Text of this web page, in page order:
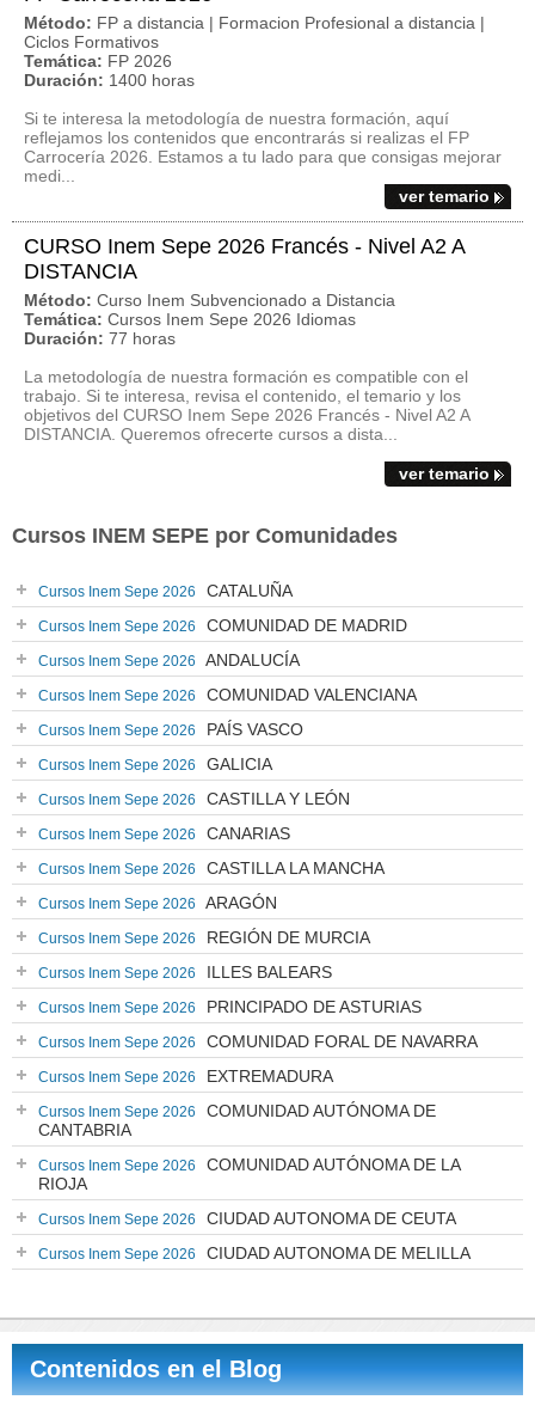
Método: FP a distancia | Formacion Profesional a distancia |
Ciclos Formativos
Temática: FP 2026
Duración: 1400 horas
Si te interesa la metodología de nuestra formación, aquí
reflejamos los contenidos que encontrarás si realizas el FP
Carrocería 2026. Estamos a tu lado para que consigas mejorar
medi...
ver temario
CURSO Inem Sepe 2026 Francés - Nivel A2 A
DISTANCIA
Método: Curso Inem Subvencionado a Distancia
Temática: Cursos Inem Sepe 2026 Idiomas
Duración: 77 horas
La metodología de nuestra formación es compatible con el
trabajo. Si te interesa, revisa el contenido, el temario y los
objetivos del CURSO Inem Sepe 2026 Francés - Nivel A2 A
DISTANCIA. Queremos ofrecerte cursos a dista...
ver temario
Cursos INEM SEPE por Comunidades
Cursos Inem Sepe 2026 CATALUÑA
Cursos Inem Sepe 2026 COMUNIDAD DE MADRID
Cursos Inem Sepe 2026 ANDALUCÍA
Cursos Inem Sepe 2026 COMUNIDAD VALENCIANA
Cursos Inem Sepe 2026 PAÍS VASCO
Cursos Inem Sepe 2026 GALICIA
Cursos Inem Sepe 2026 CASTILLA Y LEÓN
Cursos Inem Sepe 2026 CANARIAS
Cursos Inem Sepe 2026 CASTILLA LA MANCHA
Cursos Inem Sepe 2026 ARAGÓN
Cursos Inem Sepe 2026 REGIÓN DE MURCIA
Cursos Inem Sepe 2026 ILLES BALEARS
Cursos Inem Sepe 2026 PRINCIPADO DE ASTURIAS
Cursos Inem Sepe 2026 COMUNIDAD FORAL DE NAVARRA
Cursos Inem Sepe 2026 EXTREMADURA
Cursos Inem Sepe 2026
COMUNIDAD AUTÓNOMA DE
CANTABRIA
Cursos Inem Sepe 2026
COMUNIDAD AUTÓNOMA DE LA
RIOJA
Cursos Inem Sepe 2026 CIUDAD AUTONOMA DE CEUTA
Cursos Inem Sepe 2026 CIUDAD AUTONOMA DE MELILLA
Contenidos en el Blog